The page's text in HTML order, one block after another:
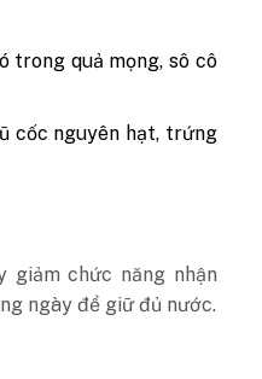
trong quả mọng, sô cô
cốc nguyên hạt, trứng
chức năng nhận
ngày để giữ đủ nước.